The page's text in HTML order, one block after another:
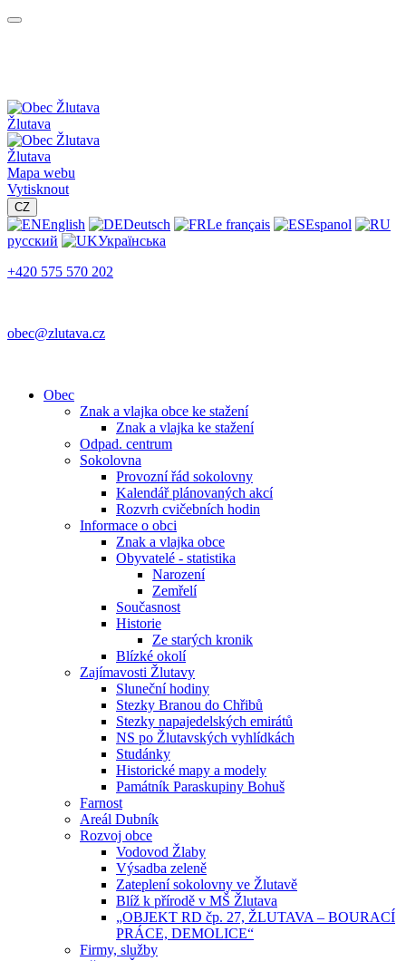
Žlutava
Žlutava
Mapa webu
Vytisknout
CZ
English Deutsch Le français
Espanol
русский
Українська
+420 575 570 202
obec@zlutava.cz
Obec
Znak a vlajka obce ke stažení
Znak a vlajka ke stažení
Odpad. centrum
Sokolovna
Provozní řád sokolovny
Kalendář plánovaných akcí
Rozvrh cvičebních hodin
Informace o obci
Znak a vlajka obce
Obyvatelé - statistika
Narození
Zemřelí
Současnost
Historie
Ze starých kronik
Blízké okolí
Zajímavosti Žlutavy
Sluneční hodiny
Stezky Branou do Chřibů
Stezky napajedelských emirátů
NS po Žlutavských vyhlídkách
Studánky
Historické mapy a modely
Památník Paraskupiny Bohuš
Farnost
Areál Dubník
Rozvoj obce
Vodovod Žlaby
Výsadba zeleně
Zateplení sokolovny ve Žlutavě
Blíž k přírodě v MŠ Žlutava
„OBJEKT RD čp. 27, ŽLUTAVA – BOURACÍ
PRÁCE, DEMOLICE“
Firmy, služby